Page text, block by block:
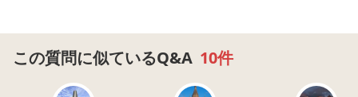
とりとめのない文章で申し訳ありません。みなさんのお子
さんが通う放課後に決めた理由などお聞きしたいです。よ
この質問に似ているQ&A 10件